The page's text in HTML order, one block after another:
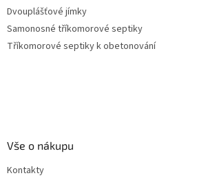
Dvouplášťové jímky
Samonosné tříkomorové septiky
Tříkomorové septiky k obetonování
Vše o nákupu
Kontakty